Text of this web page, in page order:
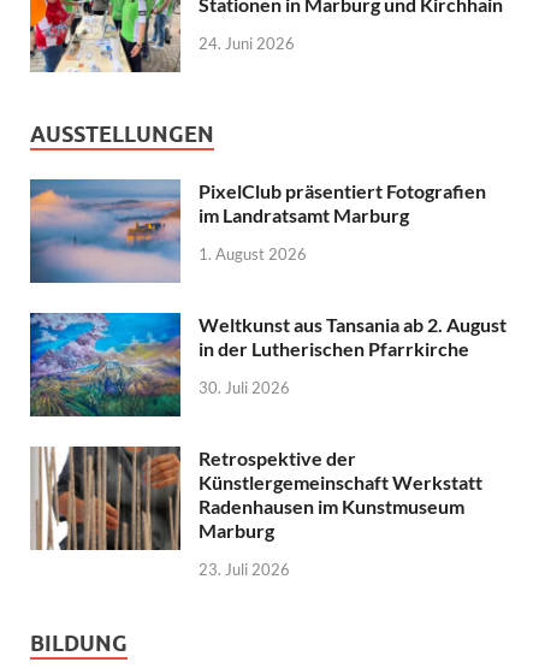
24. Juni 2026
AUSSTELLUNGEN
PixelClub präsentiert Fotografien
im Landratsamt Marburg
1. August 2026
Weltkunst aus Tansania ab 2. August
in der Lutherischen Pfarrkirche
30. Juli 2026
Retrospektive der
Künstlergemeinschaft Werkstatt
Radenhausen im Kunstmuseum
Marburg
23. Juli 2026
BILDUNG